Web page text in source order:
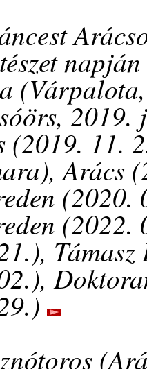
(2019. 11.
Arács
(2020.
(2022.
Támasz